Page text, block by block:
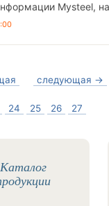
Mysteel,
следующая →
24 25 26 27
Каталог